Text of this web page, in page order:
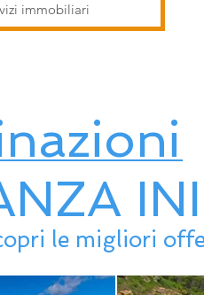
immobiliari
le migliori